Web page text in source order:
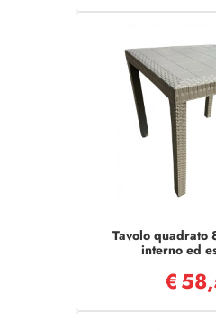
Tavolo quadrato
interno ed
€